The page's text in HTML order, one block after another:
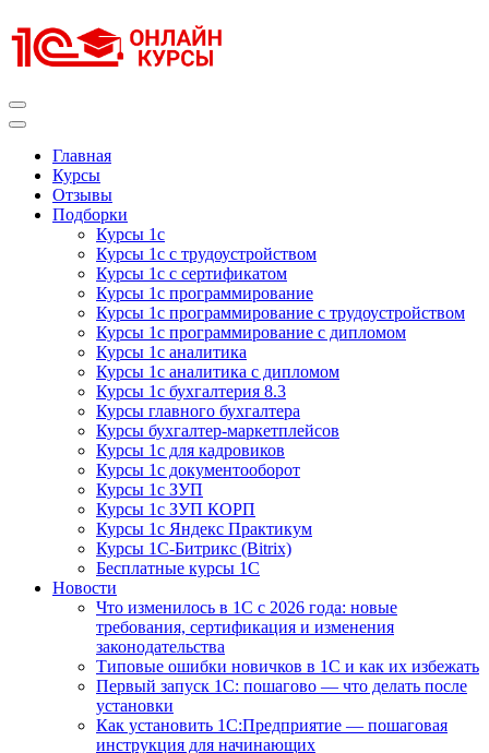
к
содержимому
Главная
Курсы
Отзывы
Подборки
Курсы 1с
Курсы 1с с трудоустройством
Курсы 1с с сертификатом
Курсы 1с программирование
Курсы 1с программирование с трудоустройством
Курсы 1с программирование с дипломом
Курсы 1с аналитика
Курсы 1с аналитика с дипломом
Курсы 1с бухгалтерия 8.3
Курсы главного бухгалтера
Курсы бухгалтер-маркетплейсов
Курсы 1с для кадровиков
Курсы 1с документооборот
Курсы 1с ЗУП
Курсы 1с ЗУП КОРП
Курсы 1с Яндекс Практикум
Курсы 1С-Битрикс (Bitrix)
Бесплатные курсы 1С
Новости
Что изменилось в 1С с 2026 года: новые
требования, сертификация и изменения
законодательства
Типовые ошибки новичков в 1С и как их избежать
Первый запуск 1С: пошагово — что делать после
установки
Как установить 1С:Предприятие — пошаговая
инструкция для начинающих